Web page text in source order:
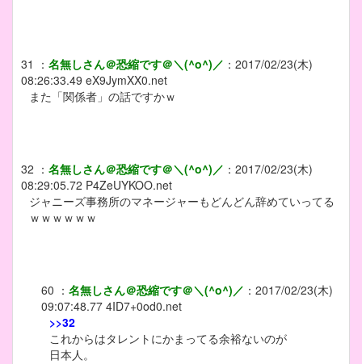
31 ： 名無しさん＠恐縮です＠＼(^o^)／ ： 2017/02/23(木)
08:26:33.49 eX9JymXX0.net
また「関係者」の話ですかｗ
32 ： 名無しさん＠恐縮です＠＼(^o^)／ ： 2017/02/23(木)
08:29:05.72 P4ZeUYKOO.net
ジャニーズ事務所のマネージャーもどんどん辞めていってる
ｗｗｗｗｗｗ
60 ： 名無しさん＠恐縮です＠＼(^o^)／ ： 2017/02/23(木)
09:07:48.77 4ID7+0od0.net
>>32
これからはタレントにかまってる余裕ないのが
日本人。